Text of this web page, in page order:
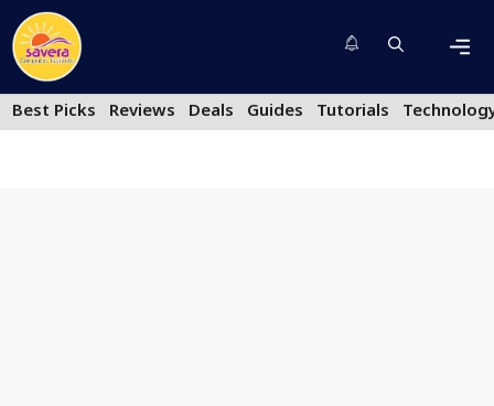
Skip
to
content
Best Picks
Reviews Deals Guides Tutorials